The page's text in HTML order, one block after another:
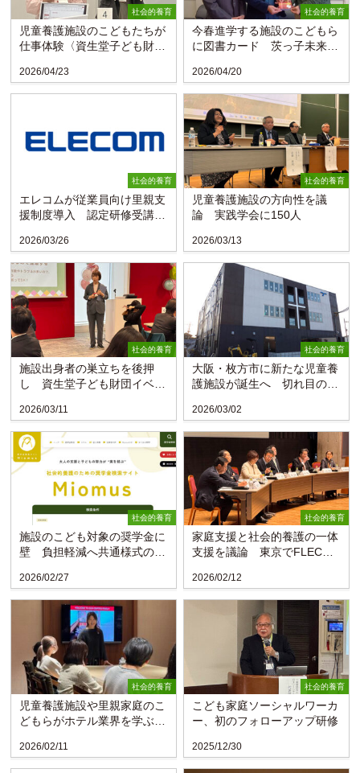
社会的養育
児童養護施設のこどもたちが
仕事体験〈資生堂子ども財
2026/04/23
社会的養育
今春進学する施設のこどもら
に図書カード 茨っ子未来応
2026/04/20
社会的養育
エレコムが従業員向け里親支
援制度導入 認定研修受講で
2026/03/26
社会的養育
児童養護施設の方向性を議
論 実践学会に150人
2026/03/13
社会的養育
施設出身者の巣立ちを後押
し 資生堂子ども財団イベン
2026/03/11
社会的養育
大阪・枚方市に新たな児童養
護施設が誕生へ 切れ目のな
2026/03/02
社会的養育
施設のこども対象の奨学金に
壁 負担軽減へ共通様式の使
2026/02/27
社会的養育
家庭支援と社会的養護の一体
支援を議論 東京でFLECフ
2026/02/12
社会的養育
児童養護施設や里親家庭のこ
どもらがホテル業界を学ぶ
2026/02/11
社会的養育
こども家庭ソーシャルワーカ
ー、初のフォローアップ研修
2025/12/30